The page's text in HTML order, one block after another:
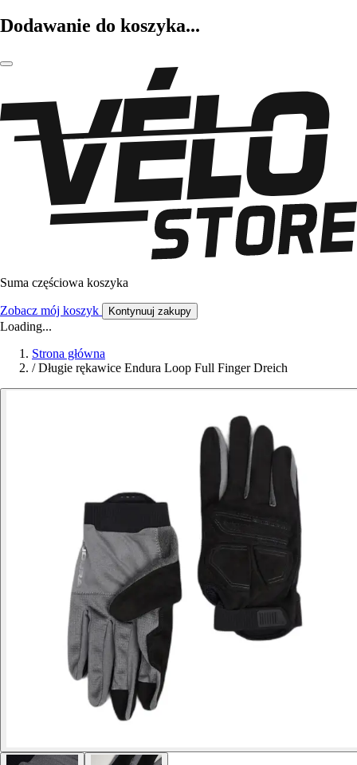
Dodawanie do koszyka...
Suma częściowa koszyka
Zobacz mój koszyk Kontynuuj zakupy
Loading...
Strona główna
/ Długie rękawice Endura Loop Full Finger Dreich